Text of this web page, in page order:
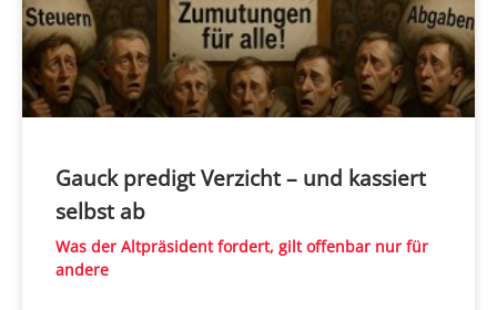
Gauck predigt Verzicht – und kassiert
selbst ab
Was der Altpräsident fordert, gilt offenbar nur für
andere